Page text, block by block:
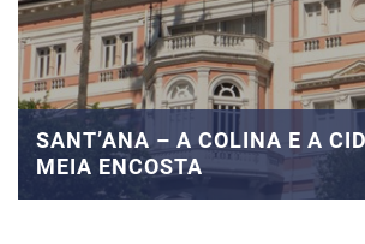
SANT’ANA – A COLINA E A
MEIA ENCOSTA